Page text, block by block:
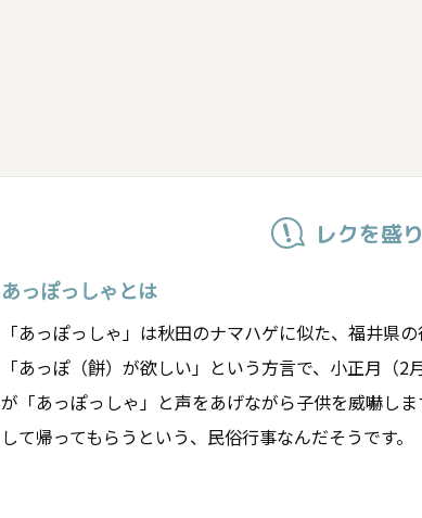
レクを盛
あっぽっしゃとは
「あっぽっしゃ」は秋田のナマハゲに似た、福井県
「あっぽ（餅）が欲しい」という方言で、小正月（
が「あっぽっしゃ」と声をあげながら子供を威嚇し
して帰ってもらうという、民俗行事なんだそうです。